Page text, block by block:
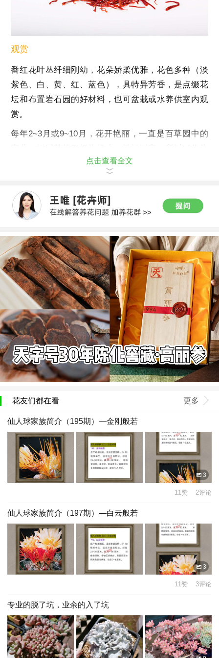
观赏
番红花叶丛纤细刚幼，花朵娇柔优雅，花色多种（淡
紫色、白、黄、红、蓝色），具特异芳香，是点缀花
坛和布置岩石园的好材料，也可盆栽或水养供室内观
赏。
每年2~3月或9~10月，花开艳丽，一直是百草园中的
点击查看全文
花友们都在看 更多
仙人球家族简介（195期）—金刚般若
3
11赞 2评论
仙人球家族简介（197期）—白云般若
3
11赞 3评论
专业的脱了坑，业余的入了坑